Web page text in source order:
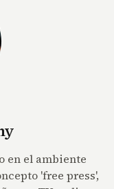
en el ambiente
'free press',